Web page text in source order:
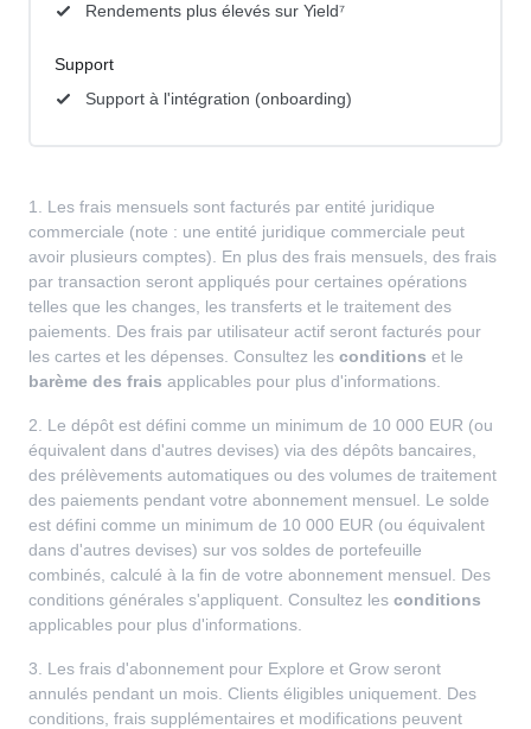
Rendements plus élevés sur Yield⁷
Support
Support à l'intégration (onboarding)
1. Les frais mensuels sont facturés par entité juridique
commerciale (note : une entité juridique commerciale peut
avoir plusieurs comptes). En plus des frais mensuels, des frais
par transaction seront appliqués pour certaines opérations
telles que les changes, les transferts et le traitement des
paiements. Des frais par utilisateur actif seront facturés pour
les cartes et les dépenses. Consultez les conditions et le
barème des frais applicables pour plus d'informations.
2. Le dépôt est défini comme un minimum de 10 000 EUR (ou
équivalent dans d'autres devises) via des dépôts bancaires,
des prélèvements automatiques ou des volumes de traitement
des paiements pendant votre abonnement mensuel. Le solde
est défini comme un minimum de 10 000 EUR (ou équivalent
dans d'autres devises) sur vos soldes de portefeuille
combinés, calculé à la fin de votre abonnement mensuel. Des
conditions générales s'appliquent. Consultez les conditions
applicables pour plus d'informations.
3. Les frais d'abonnement pour Explore et Grow seront
annulés pendant un mois. Clients éligibles uniquement. Des
conditions, frais supplémentaires et modifications peuvent